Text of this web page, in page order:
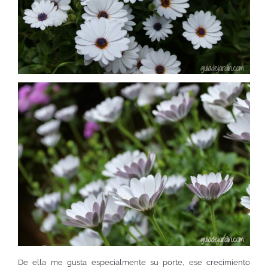
De ella me gusta especialmente su porte, ese crecimiento